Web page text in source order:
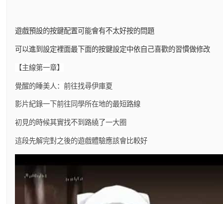
遊戲預設的按鍵配置可能會有不太好按的問題
可以進到設定裡面最下面的按鍵設定中依自己喜歡的習慣做修改
【主線第一章】
覺醒的睡美人：前往找尋伊庫夏
影片紀錄一下前往同學所在地的最短路線
初見的時候其實找不到路繞了一大圈
這段先解完對之後的遊戲體驗應該會比較好